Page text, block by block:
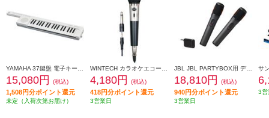
15,080円 (税込)
1,508円分ポイント還元
未定（入荷次第お届け）
4,180円 (税込)
418円分ポイント還元
3営業日
JBL JBL PARTYBOX用 デジタルワイヤレスマイク JBLPBWIRELESSMIC
18,810円 (税込)
940円分ポイント還元
3営業日
3営